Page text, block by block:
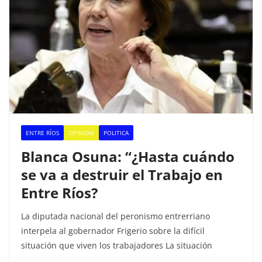
ENTRE RÍOS OPINION POLITICA
Blanca Osuna: “¿Hasta cuándo
se va a destruir el Trabajo en
Entre Ríos?
La diputada nacional del peronismo entrerriano
interpela al gobernador Frigerio sobre la difícil
situación que viven los trabajadores La situación